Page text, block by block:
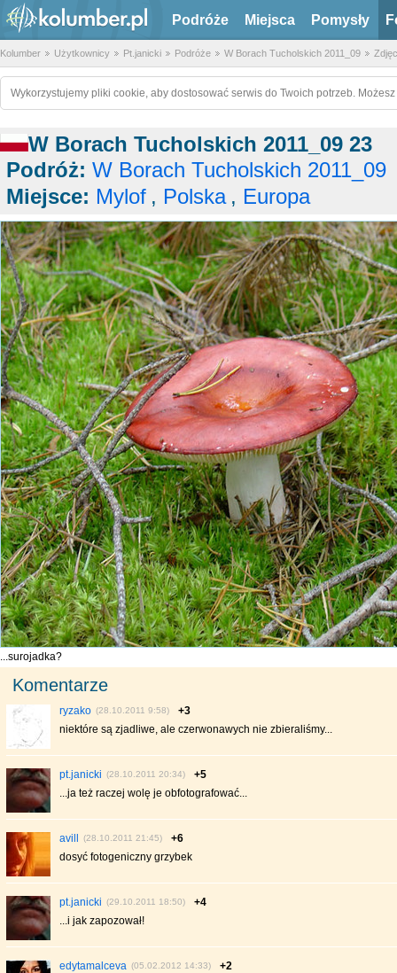
Podróże Miejsca Pomysły
Kolumber Użytkownicy Pt.janicki Podróże W Borach Tucholskich 2011_09
Wykorzystujemy pliki cookie, aby dostosować serwis do Twoich potrzeb.
W Borach Tucholskich 2011_09 23
Podróż: W Borach Tucholskich 2011_09
Miejsce: Mylof , Polska , Europa
...surojadka?
Komentarze
ryzako (28.10.2011 9:58)
+3
niektóre są zjadliwe, ale czerwonawych nie zbieraliśmy...
pt.janicki (28.10.2011 20:34)
+5
...ja też raczej wolę je obfotografować...
avill (28.10.2011 21:45)
+6
dosyć fotogeniczny grzybek
pt.janicki (29.10.2011 18:50)
+4
...i jak zapozował!
edytamalceva (05.02.2012 14:33)
+2